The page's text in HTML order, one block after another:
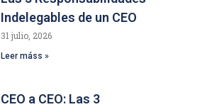
Indelegables de un CEO
31 julio, 2026
Leer máss »
CEO a CEO: Las 3